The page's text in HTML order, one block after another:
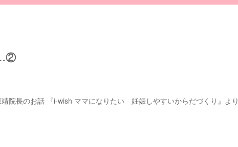
…②
院長のお話 『i-wish ママになりたい 妊娠しやすいからだづくり』より